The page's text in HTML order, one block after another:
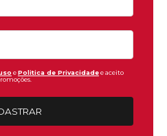
ePolitica de Privacidadee aceito